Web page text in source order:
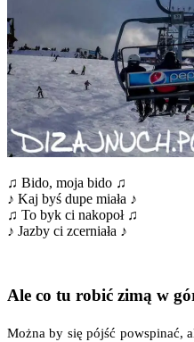
♫ Bido, moja bido ♫
♪ Kaj byś dupe mia­ła ♪
♫ To byk ci nako­poł ♫
♪ Jazby ci zcerniała ♪
Ale co tu robić zimą w
Moż­na by się pójść powspi­nać,